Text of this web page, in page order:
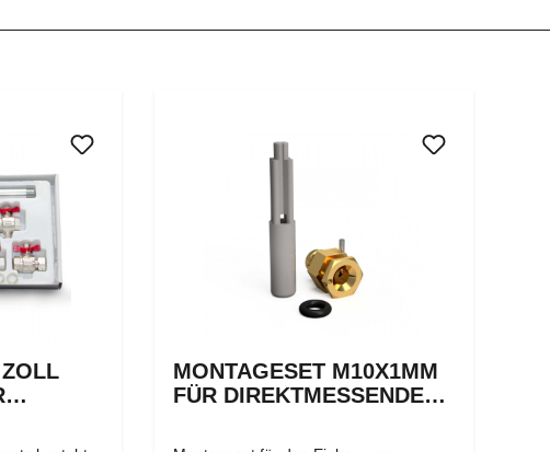
MONTAGESET M10X1MM
FÜR DIREKTMESSENDE